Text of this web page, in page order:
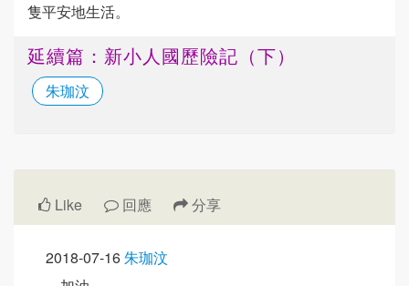
隻平安地生活。
延續篇：新小人國歷險記（下）
朱珈汶
Like 回應 分享
2018-07-16朱珈汶